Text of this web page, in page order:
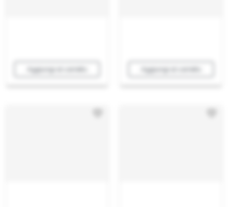
Aggiungi al carrello Aggiungi al carrello